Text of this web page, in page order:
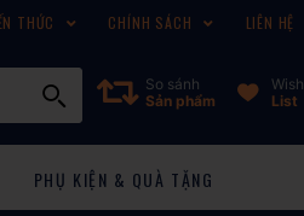
THỨC CHÍNH SÁCH LIÊN HỆ
So sánh
Sản phẩm
Wish
List
PHỤ KIỆN & QUÀ TẶNG